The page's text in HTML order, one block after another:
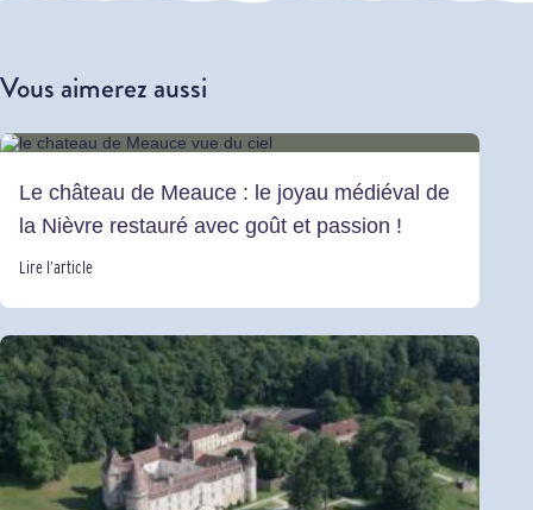
Vous aimerez aussi
Le château de Meauce : le joyau médiéval de
la Nièvre restauré avec goût et passion !
Lire l’article